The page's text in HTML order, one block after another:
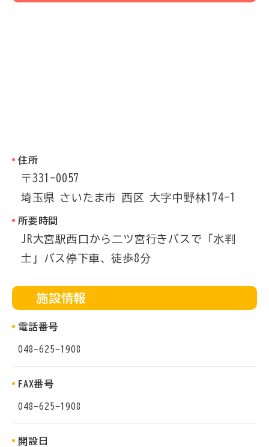
住所
〒331-0057
埼玉県 さいたま市 西区 大字中野林174-1
所要時間
JR大宮駅西口から二ツ宮行きバスで「水判
土」バス停下車、徒歩8分
施設情報
電話番号
048-625-1908
FAX番号
048-625-1908
開設日